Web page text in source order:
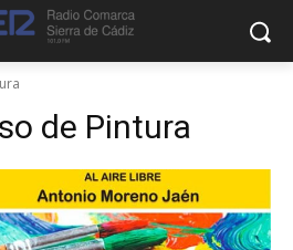
de Pintura